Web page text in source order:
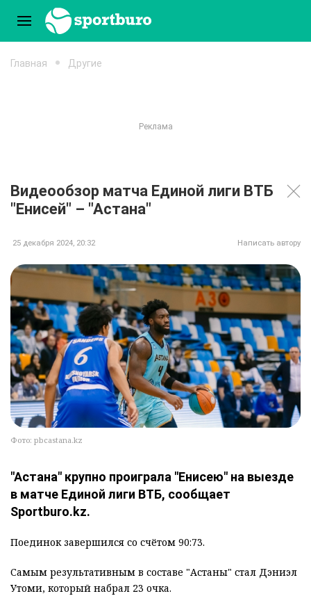
Главная Другие
Видеообзор матча Единой лиги ВТБ
"Енисей" – "Астана"
25 декабря 2024, 20:32 Написать автору
Фото: pbcastana.kz
"Астана" крупно проиграла "Енисею" на выезде
в матче Единой лиги ВТБ, сообщает
Sportburo.kz.
Поединок завершился со счётом 90:73.
Самым результативным в составе "Астаны" стал Дэниэл
Утоми, который набрал 23 очка.